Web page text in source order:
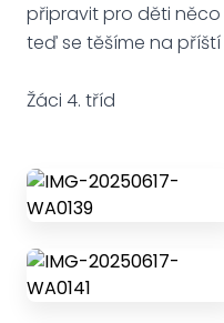
připravit pro děti
teď se těšíme na příští
Žáci 4. tříd